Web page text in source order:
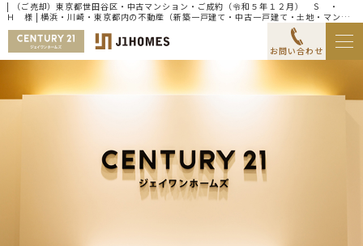
| （ご売却）東京都世田谷区・中古マンション・ご成約（令和５年１２月） Ｓ ・
Ｈ 様 | 横浜・川崎・東京都内の不動産（新築一戸建て・中古一戸建て・土地・マンシ
ョン）ならセンチュリー21ジェイワンホームズ
お問い合わせ